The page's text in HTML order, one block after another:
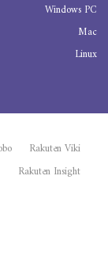
Windows PC
Mac
Linux
Rakuten Viki
Rakuten Insight